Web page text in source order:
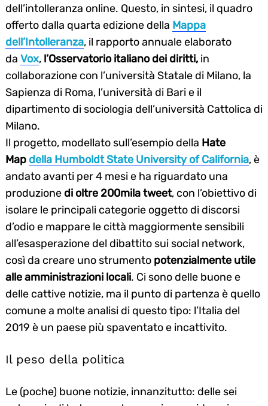
dell’intolleranza online. Questo, in sintesi, il quadro
offerto dalla quarta edizione della Mappa
dell’Intolleranza, il rapporto annuale elaborato
da Vox, l’Osservatorio italiano dei diritti, in
collaborazione con l’università Statale di Milano, la
Sapienza di Roma, l’università di Bari e il
dipartimento di sociologia dell’università Cattolica di
Milano.
Il progetto, modellato sull’esempio della Hate
Map della Humboldt State University of California, è
andato avanti per 4 mesi e ha riguardato una
produzione di oltre 200mila tweet, con l’obiettivo di
isolare le principali categorie oggetto di discorsi
d’odio e mappare le città maggiormente sensibili
all’esasperazione del dibattito sui social network,
così da creare uno strumento potenzialmente utile
alle amministrazioni locali. Ci sono delle buone e
delle cattive notizie, ma il punto di partenza è quello
comune a molte analisi di questo tipo: l’Italia del
2019 è un paese più spaventato e incattivito.
Il peso della politica
Le (poche) buone notizie, innanzitutto: delle sei